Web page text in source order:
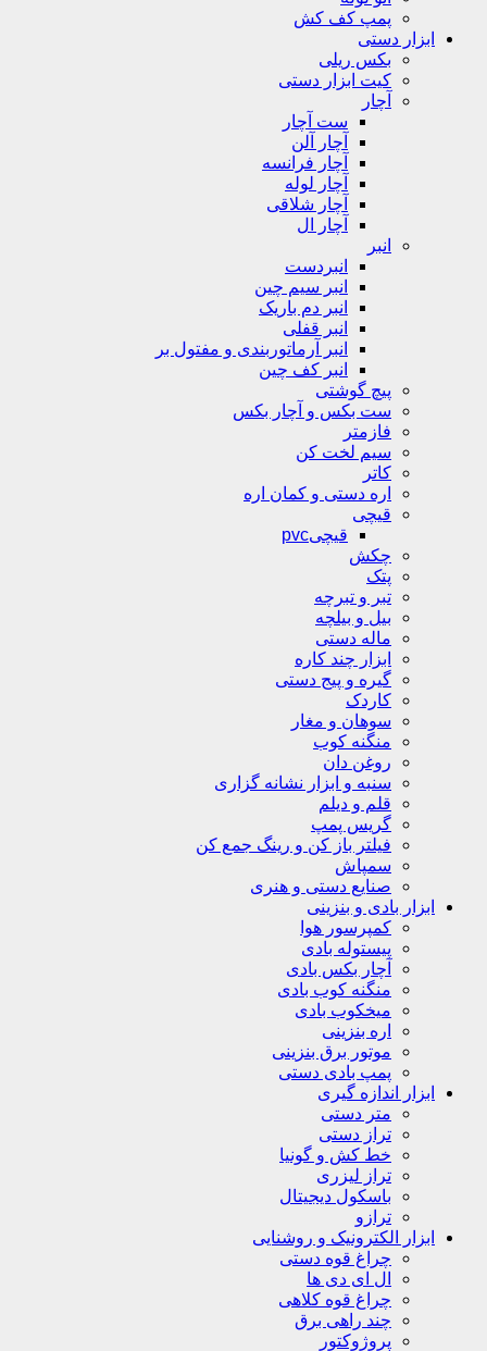
پمپ کف کش
ابزار دستی
بکس ریلی
کیت ابزار دستی
آچار
ست آچار
آچار آلن
آچار فرانسه
آچار لوله
آچار شلاقی
آچار ال
انبر
انبردست
انبر سیم چین
انبر دم باریک
انبر قفلی
انبر آرماتوربندی و مفتول بر
انبر کف چین
پیچ گوشتی
ست بکس و آچار بکس
فازمتر
سیم لخت کن
کاتر
اره دستی و کمان اره
قیچی
قیچیpvc
چکش
پتک
تبر و تبرچه
بیل و بیلچه
ماله دستی
ابزار چند کاره
گیره و پیج دستی
کاردک
سوهان و مغار
منگنه کوب
روغن دان
سنبه و ابزار نشانه گزاری
قلم و دیلم
گریس پمپ
فیلتر باز کن و رینگ جمع کن
سمپاش
صنایع دستی و هنری
ابزار بادی و بنزینی
کمپرسور هوا
پیستوله بادی
آچار بکس بادی
منگنه کوب بادی
میخکوب بادی
اره بنزینی
موتور برق بنزینی
پمپ بادی دستی
ابزار اندازه گیری
متر دستی
تراز دستی
خط کش و گونیا
تراز لیزری
باسکول دیجیتال
ترازو
ابزار الکترونیک و روشنایی
چراغ قوه دستی
ال ای دی ها
چراغ قوه کلاهی
چند راهی برق
پروژوکتور